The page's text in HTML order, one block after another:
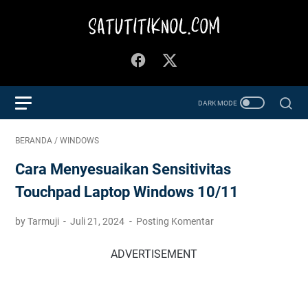
BERANDA / WINDOWS
Cara Menyesuaikan Sensitivitas
Touchpad Laptop Windows 10/11
by Tarmuji Juli 21, 2024 Posting Komentar
ADVERTISEMENT